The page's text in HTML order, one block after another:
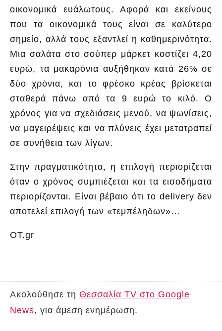
οικονομικά ευάλωτους. Αφορά και εκείνους
που τα οικονομικά τους είναι σε καλύτερο
σημείο, αλλά τους εξαντλεί η καθημερινότητα.
Μια σαλάτα στο σούπερ μάρκετ κοστίζει 4,20
ευρώ, τα μακαρόνια αυξήθηκαν κατά 26% σε
δύο χρόνια, και το φρέσκο κρέας βρίσκεται
σταθερά πάνω από τα 9 ευρώ το κιλό. Ο
χρόνος για να σχεδιάσεις μενού, να ψωνίσεις,
να μαγειρέψεις και να πλύνεις έχει μετατραπεί
σε συνήθεια των λίγων.
Στην πραγματικότητα, η επιλογή περιορίζεται
όταν ο χρόνος συμπιέζεται και τα εισοδήματα
περιορίζονται. Είναι βέβαιο ότι το delivery δεν
αποτελεί επιλογή των «τεμπέληδων»…
OT.gr
Ακολούθησε τη Θεσσαλία TV στο Google
News, για άμεση ενημέρωση.